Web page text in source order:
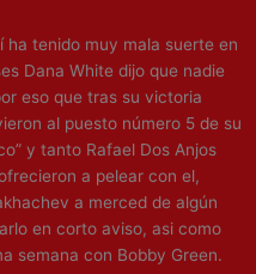
tenido muy mala suerte en
Dana White dijo que nadie
eso que tras su victoria
al puesto número 5 de su
y tanto Rafael Dos Anjos
a pelear con el,
a merced de algún
en corto aviso, asi como
semana con Bobby Green.